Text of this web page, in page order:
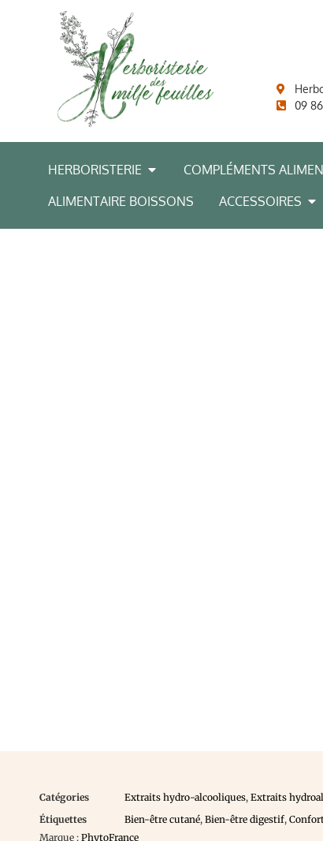
09
HERBORISTERIE COMPLÉMENTS
ALIMENTAIRE BOISSONS
ACCESSOIRES
Catégories Extraits hydro-alcooliques, Extraits
Étiquettes
Bien-être cutané, Bien-être digestif,
Marque : PhytoFrance